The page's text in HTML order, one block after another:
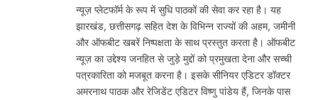
न्यूज़ प्लेटफॉर्म के रूप में सुधि पाठकों की सेवा कर रहा है। यह
झारखंड, छत्तीसगढ़ सहित देश के विभिन्न राज्यों की अहम, जमीनी
और ऑफबीट खबरें निष्पक्षता के साथ प्रस्तुत करता है। ऑफबीट
न्यूज़ का उद्देश्य जनहित से जुड़े मुद्दों को प्रमुखता देना और सच्ची
पत्रकारिता को मजबूत करना है। इसके सीनियर एडिटर डॉक्टर
अमरनाथ पाठक और रेजिडेंट एडिटर विष्णु पांडेय हैं, जिनके पास